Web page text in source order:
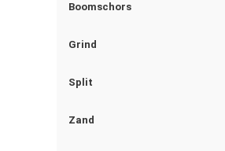
Boomschors
Grind
Split
Zand